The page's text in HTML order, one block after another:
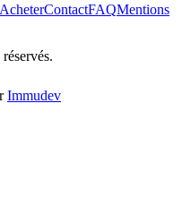
AcheterContactFAQMentions
Immudev